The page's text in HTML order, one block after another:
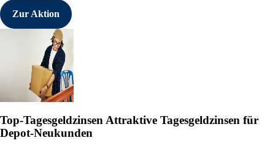
Zur Aktion
Top-Tagesgeldzinsen Attraktive Tagesgeldzinsen für
Depot-Neukunden